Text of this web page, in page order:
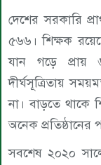
দেশের সরকারি
৫৬৬। শিক্ষক
যান গড়ে প্রায়
দীর্ঘসূত্রিতায়
না। বাড়তে থাকে
অনেক প্রতিষ্ঠানের
সবশেষ ২০২০